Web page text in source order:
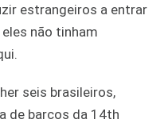
estrangeiros a entrar
não tinham
seis brasileiros,
de barcos da 14th